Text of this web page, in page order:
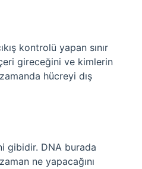
kontrolü yapan sınır
gireceğini ve kimlerin
hücreyi dış
gibidir. DNA burada
ne yapacağını